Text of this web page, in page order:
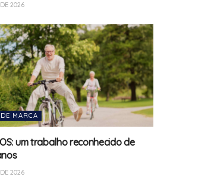
2026
MARCA
um trabalho reconhecido de
2026